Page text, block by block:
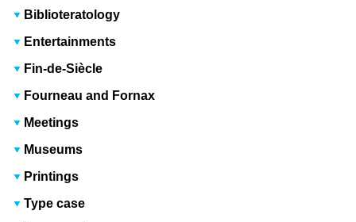
Biblioteratology
Entertainments
Fin-de-Siècle
Fourneau and Fornax
Meetings
Museums
Printings
Type case